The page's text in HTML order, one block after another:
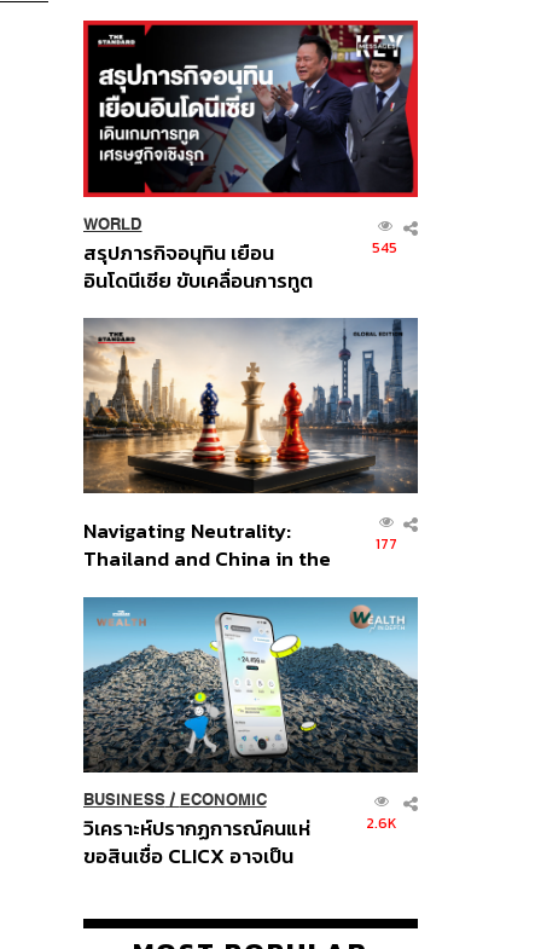
WORLD
สรุปภารกิจอนุทิน เยือน
อินโดนีเซีย ขับเคลื่อนการทูต
ส่วนยุทธศาสตร์ไทย –
อินโดนีเซีย
545
Navigating Neutrality:
Thailand and China in the
Order
177
BUSINESS/ ECONOMIC
วิเคราะห์ปรากฏการณ์คนแห่
ขอสินเชื่อ CLICX อาจเป็น
ปัญหาหนี้ครัวเรือนไทยที่ถูกซุก
2.6K